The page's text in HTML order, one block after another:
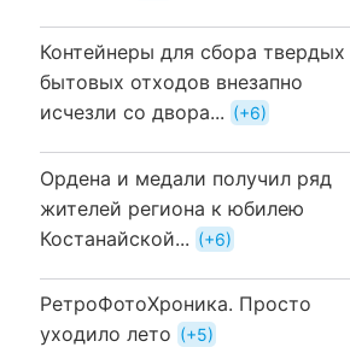
Контейнеры для сбора твердых
бытовых отходов внезапно
исчезли со двора...
+6
Ордена и медали получил ряд
жителей региона к юбилею
Костанайской...
+6
РетроФотоХроника. Просто
уходило лето
+5